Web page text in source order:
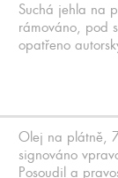
Suchá jehla na
rámováno, pod
opatřeno
Olej na plátně,
signováno
Posoudil a